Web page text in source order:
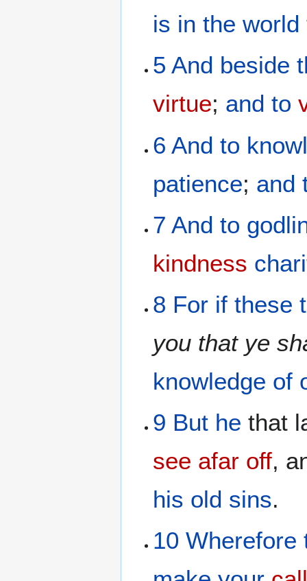
is in the world
5 And beside
virtue; and to
6 And to
patience; and
7 And to
kindness
8 For if these
you that ye
knowledge of
9 But he that
see afar off,
his old sins.
10 Wherefore